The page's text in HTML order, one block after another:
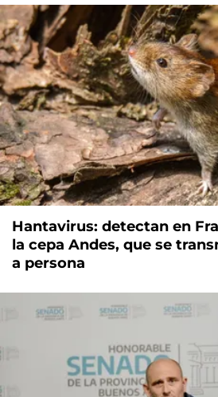
Hantavirus: detectan en
la cepa Andes, que se
a persona